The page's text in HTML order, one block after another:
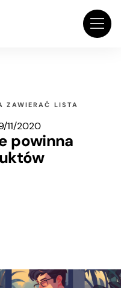
ZAWIERAĆ LISTA
11/2020
powinna